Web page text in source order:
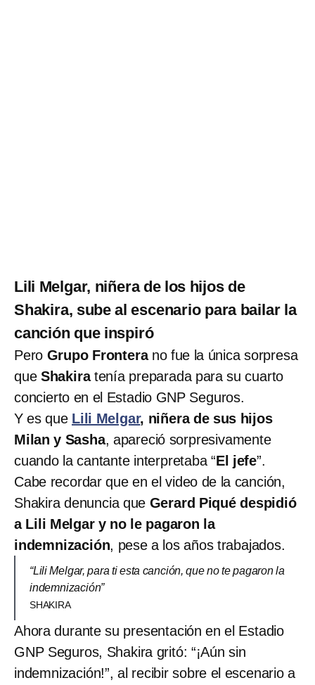
Lili Melgar, niñera de los hijos de
Shakira, sube al escenario para bailar la
canción que inspiró
Pero Grupo Fronterano fue la única sorpresa
queShakiratenía preparada para su cuarto
concierto en el Estadio GNP Seguros.
Y es que Lili Melgar, niñera de sus hijos
Milan y Sasha, apareció sorpresivamente
cuando la cantante interpretaba “El jefe”.
Cabe recordar que en el video de la canción,
Shakira denuncia que Gerard Piqué despidió
a Lili Melgar y no le pagaron la
indemnización, pese a los años trabajados.
“Lili Melgar, para ti esta canción, que no te pagaron la
indemnización”
SHAKIRA
Ahora durante su presentación en el Estadio
GNP Seguros, Shakira gritó: “¡Aún sin
indemnización!”, al recibir sobre el escenario a